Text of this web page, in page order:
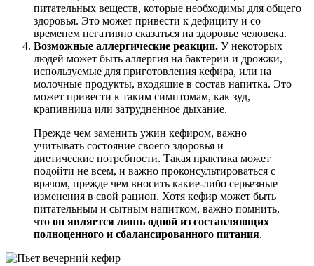
питательных веществ, которые необходимы для общего
здоровья. Это может привести к дефициту и со
временем негативно сказаться на здоровье человека.
Возможные аллергические реакции. У некоторых
людей может быть аллергия на бактерии и дрожжи,
используемые для приготовления кефира, или на
молочные продукты, входящие в состав напитка. Это
может привести к таким симптомам, как зуд,
крапивница или затрудненное дыхание.
Прежде чем заменить ужин кефиром, важно
учитывать состояние своего здоровья и
диетические потребности. Такая практика может
подойти не всем, и важно проконсультироваться с
врачом, прежде чем вносить какие-либо серьезные
изменения в свой рацион. Хотя кефир может быть
питательным и сытным напитком, важно помнить,
что он является лишь одной из составляющих
полноценного и сбалансированного питания.